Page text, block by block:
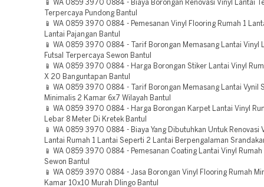
📱 WA 0859 3970 0884 - Biaya Borongan Renovasi Vinyl Lantai
Terpercaya Pundong Bantul
📱 WA 0859 3970 0884 - Pemesanan Vinyl Flooring Rumah 1
Lantai Pajangan Bantul
📱 WA 0859 3970 0884 - Tarif Borongan Memasang Lantai Vinyl
Futsal Terpercaya Sewon Bantul
📱 WA 0859 3970 0884 - Harga Borongan Stiker Lantai Vinyl
X 20 Banguntapan Bantul
📱 WA 0859 3970 0884 - Tarif Borongan Memasang Lantai Vynil
Minimalis 2 Kamar 6x7 Wilayah Bantul
📱 WA 0859 3970 0884 - Harga Borongan Karpet Lantai Vinyl
Lebar 8 Meter Di Kretek Bantul
📱 WA 0859 3970 0884 - Biaya Yang Dibutuhkan Untuk Renovasi
Lantai Rumah 1 Lantai Seperti 2 Lantai Berpengalaman
📱 WA 0859 3970 0884 - Pemesanan Coating Lantai Vinyl Rumah
Sewon Bantul
📱 WA 0859 3970 0884 - Jasa Borongan Vinyl Flooring Rumah
Kamar 10x10 Murah Dlingo Bantul